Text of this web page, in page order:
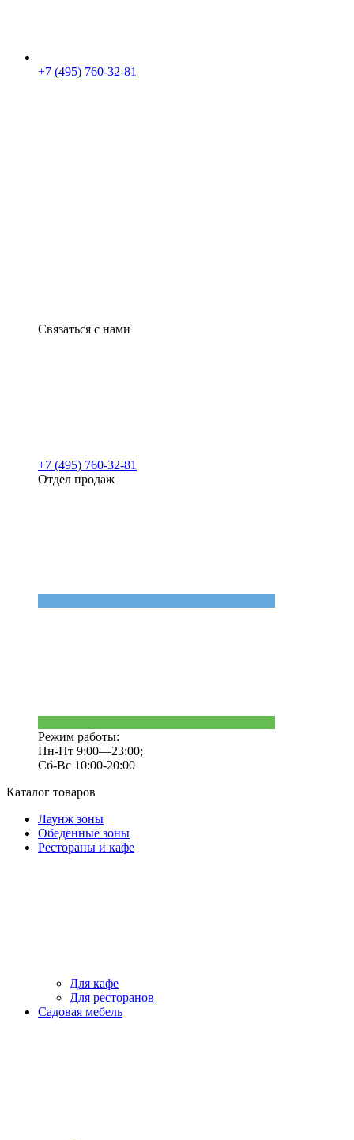
+7 (495) 760-32-81
Связаться с нами
+7 (495) 760-32-81
Отдел продаж
Режим работы:
Пн-Пт 9:00—23:00;
Сб-Вс 10:00-20:00
Каталог товаров
Лаунж зоны
Обеденные зоны
Рестораны и кафе
Для кафе
Для ресторанов
Садовая мебель